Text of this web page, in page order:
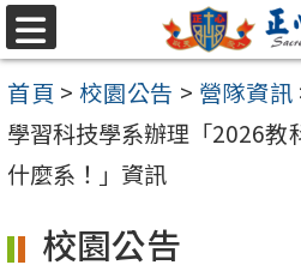
跳至主要內容區
選
單
首頁 > 校園公告 > 營隊資訊
學習科技學系辦理「2026教
什麼系！」資訊
校園公告